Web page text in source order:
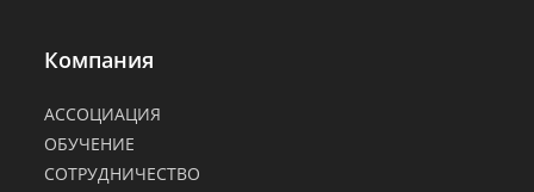
Компания
АССОЦИАЦИЯ
ОБУЧЕНИЕ
СОТРУДНИЧЕСТВО